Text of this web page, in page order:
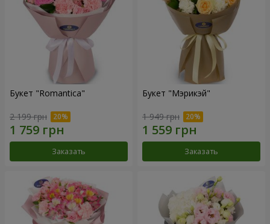
Букет "Romantica"
2 199 грн
Заказать
Букет "Мэрикэй"
1 949 грн
Заказать